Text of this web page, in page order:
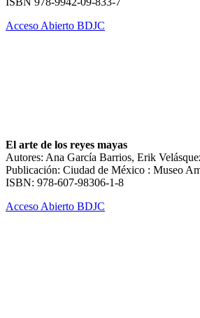
Acceso Abierto BDJC
El arte de los reyes mayas
Autores: Ana García Barrios, Erik
Publicación: Ciudad de México : Museo
ISBN: 978-607-98306-1-8
Acceso Abierto BDJC